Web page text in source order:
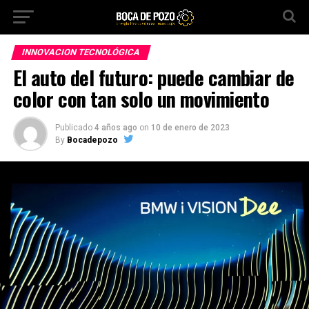
INNOVACION TECNOLÓGICA
El auto del futuro: puede cambiar de
color con tan solo un movimiento
Publicado 4 años ago on 10 de enero de 2023
By Bocadepozo